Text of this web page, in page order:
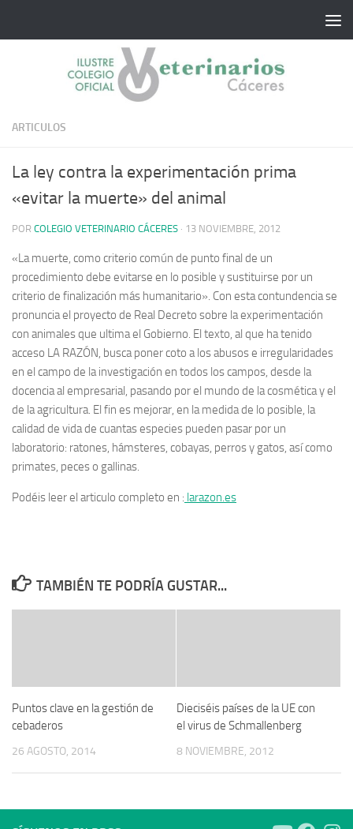
ARTICULOS
La ley contra la experimentación prima
«evitar la muerte» del animal
POR COLEGIO VETERINARIO CÁCERES · 13 NOVIEMBRE, 2012
«La muerte, como criterio común de punto final de un
procedimiento debe evitarse en lo posible y sustituirse por un
criterio de finalización más humanitario». Con esta contundencia se
pronuncia el proyecto de Real Decreto sobre la experimentación
con animales que ultima el Gobierno. El texto, al que ha tenido
acceso LA RAZÓN, busca poner coto a los abusos e irregularidades
en el campo de la investigación en todos los campos, desde la
docencia al empresarial, pasando por el mundo de la cosmética y el
de la agricultura. El fin es mejorar, en la medida de lo posible, la
calidad de vida de cuantas especies pueden pasar por un
laboratorio: ratones, hámsteres, cobayas, perros y gatos, así como
primates, peces o gallinas.
Podéis leer el articulo completo en : larazon.es
TAMBIÉN TE PODRÍA GUSTAR...
Puntos clave en la gestión de
cebaderos
26 AGOSTO, 2014
Dieciséis países de la UE con
el virus de Schmallenberg
8 NOVIEMBRE, 2012